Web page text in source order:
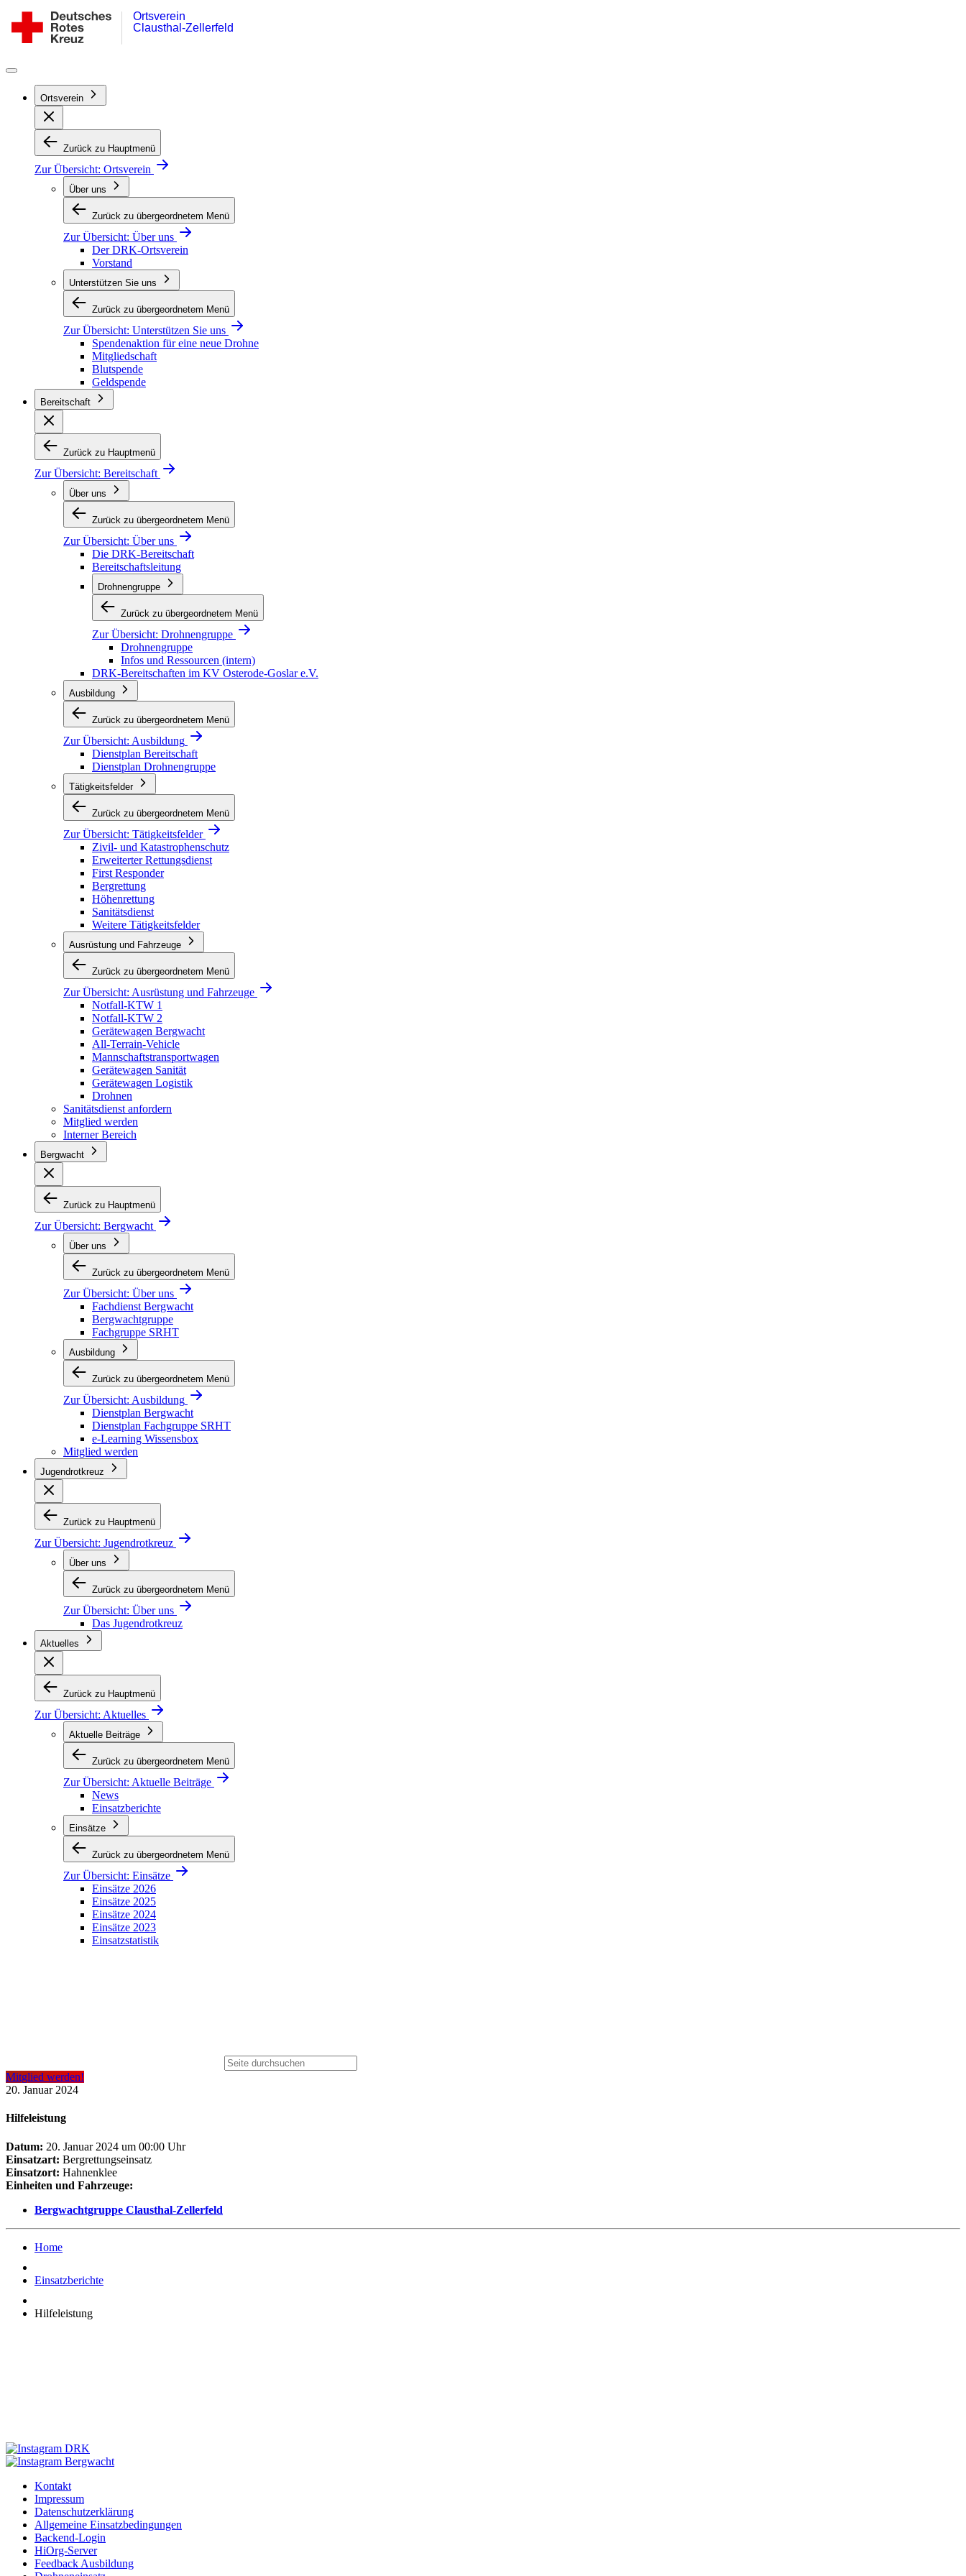
Inhalt
springen
Ortsverein
Clausthal-
Clausthal-Zellerfeld
Ortsverein
Ortsverein
Zurück zu Hauptmenü
Zur Übersicht: Ortsverein
Über uns
Zurück zu übergeordnetem Menü
Zur Übersicht: Über uns
Der DRK-Ortsverein
Vorstand
Unterstützen Sie uns
Zurück zu übergeordnetem Menü
Zur Übersicht: Unterstützen Sie uns
Spendenaktion für eine neue Drohne
Mitgliedschaft
Blutspende
Geldspende
Bereitschaft
Zurück zu Hauptmenü
Zur Übersicht: Bereitschaft
Über uns
Zurück zu übergeordnetem Menü
Zur Übersicht: Über uns
Die DRK-Bereitschaft
Bereitschaftsleitung
Drohnengruppe
Zurück zu übergeordnetem Menü
Zur Übersicht: Drohnengruppe
Drohnengruppe
Infos und Ressourcen (intern)
DRK-Bereitschaften im KV Osterode-Goslar e.V.
Ausbildung
Zurück zu übergeordnetem Menü
Zur Übersicht: Ausbildung
Dienstplan Bereitschaft
Dienstplan Drohnengruppe
Tätigkeitsfelder
Zurück zu übergeordnetem Menü
Zur Übersicht: Tätigkeitsfelder
Zivil- und Katastrophenschutz
Erweiterter Rettungsdienst
First Responder
Bergrettung
Höhenrettung
Sanitätsdienst
Weitere Tätigkeitsfelder
Ausrüstung und Fahrzeuge
Zurück zu übergeordnetem Menü
Zur Übersicht: Ausrüstung und Fahrzeuge
Notfall-KTW 1
Notfall-KTW 2
Gerätewagen Bergwacht
All-Terrain-Vehicle
Mannschaftstransportwagen
Gerätewagen Sanität
Gerätewagen Logistik
Drohnen
Sanitätsdienst anfordern
Mitglied werden
Interner Bereich
Bergwacht
Zurück zu Hauptmenü
Zur Übersicht: Bergwacht
Über uns
Zurück zu übergeordnetem Menü
Zur Übersicht: Über uns
Fachdienst Bergwacht
Bergwachtgruppe
Fachgruppe SRHT
Ausbildung
Zurück zu übergeordnetem Menü
Zur Übersicht: Ausbildung
Dienstplan Bergwacht
Dienstplan Fachgruppe SRHT
e-Learning Wissensbox
Mitglied werden
Jugendrotkreuz
Zurück zu Hauptmenü
Zur Übersicht: Jugendrotkreuz
Über uns
Zurück zu übergeordnetem Menü
Zur Übersicht: Über uns
Das Jugendrotkreuz
Aktuelles
Zurück zu Hauptmenü
Zur Übersicht: Aktuelles
Aktuelle Beiträge
Zurück zu übergeordnetem Menü
Zur Übersicht: Aktuelle Beiträge
News
Einsatzberichte
Einsätze
Zurück zu übergeordnetem Menü
Zur Übersicht: Einsätze
Einsätze 2026
Einsätze 2025
Einsätze 2024
Einsätze 2023
Einsatzstatistik
Mitglied werden!
20. Januar 2024
Hilfeleistung
Datum: 20. Januar 2024 um 00:00 Uhr
Einsatzart: Bergrettungseinsatz
Einsatzort: Hahnenklee
Einheiten und Fahrzeuge:
Bergwachtgruppe Clausthal-Zellerfeld
Home
Einsatzberichte
Hilfeleistung
Kontakt
Impressum
Datenschutzerklärung
Allgemeine Einsatzbedingungen
Backend-Login
HiOrg-Server
Feedback Ausbildung